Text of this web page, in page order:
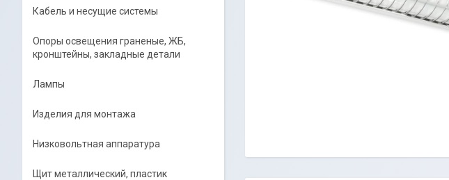
Кабель и несущие системы
Опоры освещения граненые, ЖБ,
кронштейны, закладные детали
Лампы
Изделия для монтажа
Низковольтная аппаратура
Щит металлический, пластик